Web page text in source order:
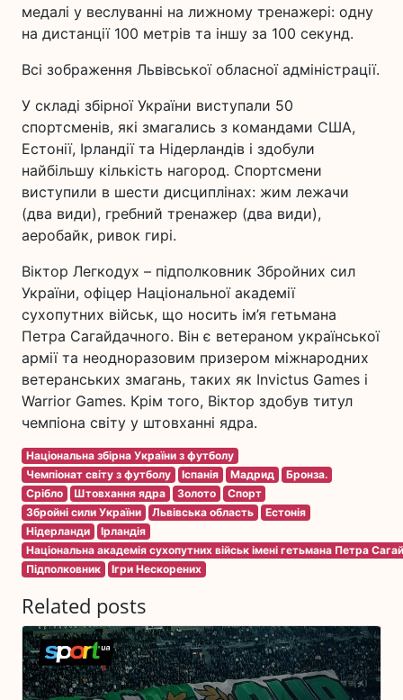
медалі у веслуванні на лижному тренажері: одну
на дистанції 100 метрів та іншу за 100 секунд.
Всі зображення Львівської обласної адміністрації.
У складі збірної України виступали 50
спортсменів, які змагались з командами США,
Естонії, Ірландії та Нідерландів і здобули
найбільшу кількість нагород. Спортсмени
виступили в шести дисциплінах: жим лежачи
(два види), гребний тренажер (два види),
аеробайк, ривок гирі.
Віктор Легкодух – підполковник Збройних сил
України, офіцер Національної академії
сухопутних військ, що носить ім’я гетьмана
Петра Сагайдачного. Він є ветераном української
армії та неодноразовим призером міжнародних
ветеранських змагань, таких як Invictus Games і
Warrior Games. Крім того, Віктор здобув титул
чемпіона світу у штовханні ядра.
Національна збірна України з футболу
Чемпіонат світу з футболу
Іспанія Мадрид
Бронза.
Срібло
Штовхання ядра Золото
Спорт
Збройні сили України
Львівська область
Естонія
Нідерланди
Ірландія
Національна академія сухопутних військ імені гетьмана Петра
Підполковник
Ігри Нескорених
Related posts